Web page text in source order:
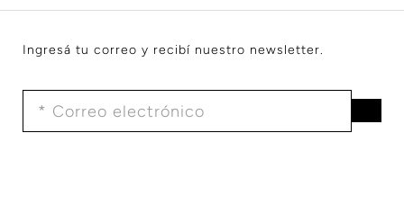
Ingresá tu correo y recibí nuestro newsletter.